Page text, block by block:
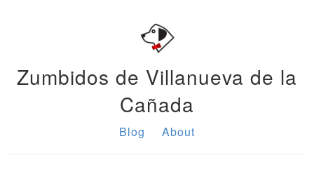
Zumbidos de Villanueva de la
Cañada
Blog About